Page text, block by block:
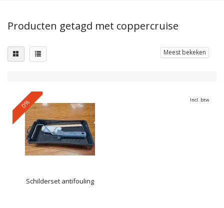
Producten getagd met coppercruise
Meest bekeken
0%
Schilderset antifouling
Incl. btw